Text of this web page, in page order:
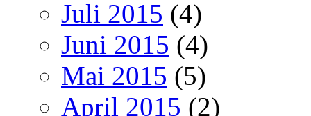
Juli 2015 (4)
Juni 2015 (4)
Mai 2015 (5)
April 2015 (2)